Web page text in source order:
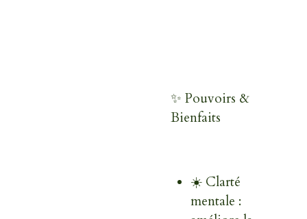
✨ Pouvoirs &
Bienfaits
☀️ Clarté
mentale :